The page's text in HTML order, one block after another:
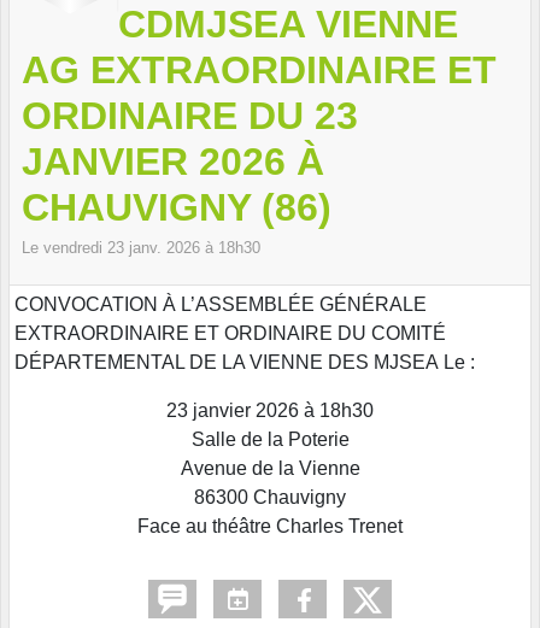
CDMJSEA VIENNE
AG EXTRAORDINAIRE ET
ORDINAIRE DU 23
JANVIER 2026 À
CHAUVIGNY (86)
Le vendredi 23 janv. 2026 à 18h30
CONVOCATION À L’ASSEMBLÉE GÉNÉRALE
EXTRAORDINAIRE ET ORDINAIRE DU COMITÉ
DÉPARTEMENTAL DE LA VIENNE DES MJSEA Le :
23 janvier 2026 à 18h30
Salle de la Poterie
Avenue de la Vienne
86300 Chauvigny
Face au théâtre Charles Trenet